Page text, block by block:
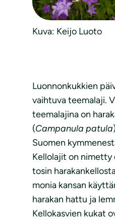
Kuva: Keijo Luoto
Luonnonkukkien
vaihtuva teemalaji.
teemalajina on
(Campanula patula
Suomen
Kellolajit on nimetty
tosin
monia kansan
harakan hattu ja
Kellokasvien kukat